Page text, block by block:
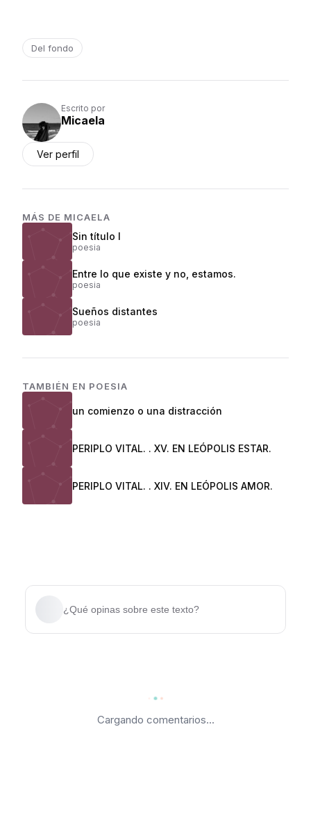
Del fondo
Escrito por
Micaela
Ver perfil
MÁS DE MICAELA
Sin título I
poesia
Entre lo que existe y no, estamos.
poesia
Sueños distantes
poesia
TAMBIÉN EN POESIA
un comienzo o una distracción
PERIPLO VITAL. . XV. EN LEÓPOLIS ESTAR.
PERIPLO VITAL. . XIV. EN LEÓPOLIS AMOR.
¿Qué opinas sobre este texto?
Cargando comentarios...